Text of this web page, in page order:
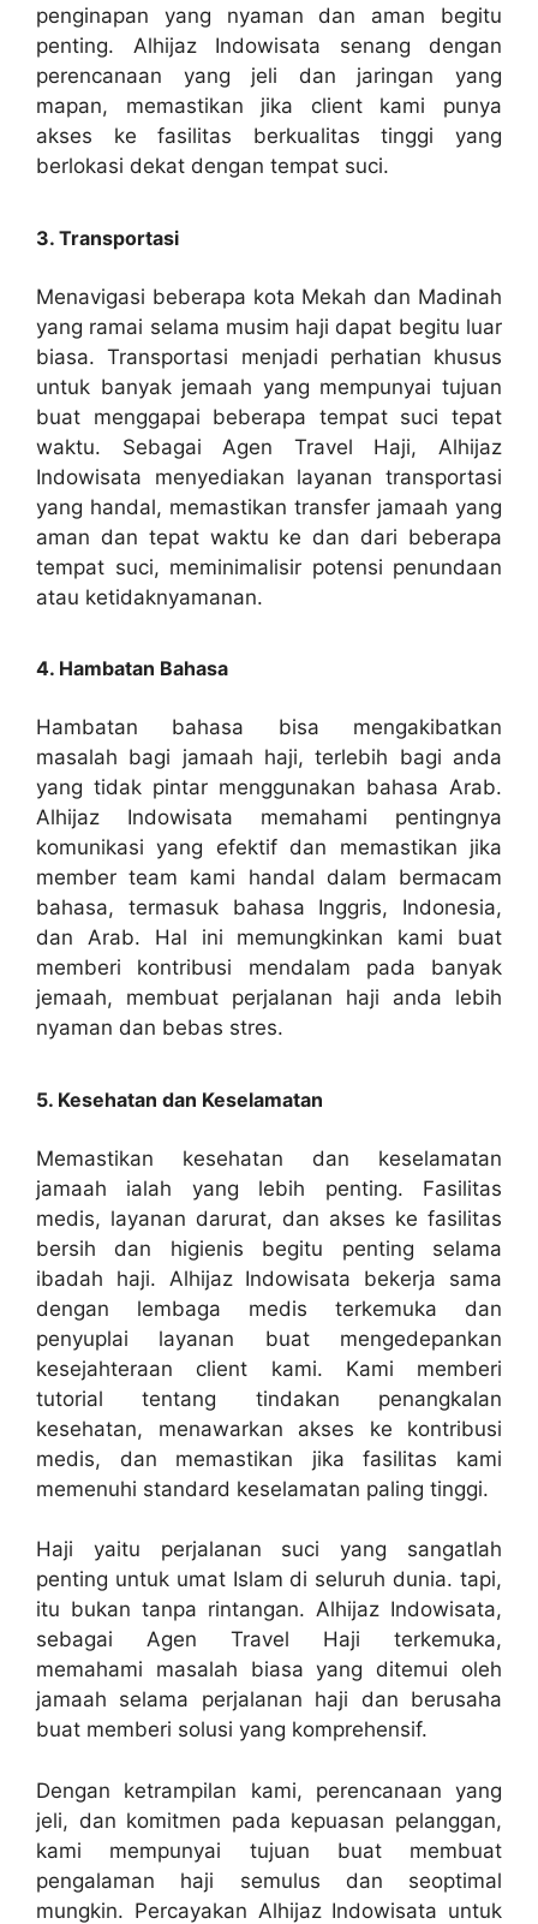
penginapan yang nyaman dan aman begitu
penting. Alhijaz Indowisata senang dengan
perencanaan yang jeli dan jaringan yang
mapan, memastikan jika client kami punya
akses ke fasilitas berkualitas tinggi yang
berlokasi dekat dengan tempat suci.
3. Transportasi
Menavigasi beberapa kota Mekah dan Madinah
yang ramai selama musim haji dapat begitu luar
biasa. Transportasi menjadi perhatian khusus
untuk banyak jemaah yang mempunyai tujuan
buat menggapai beberapa tempat suci tepat
waktu. Sebagai Agen Travel Haji, Alhijaz
Indowisata menyediakan layanan transportasi
yang handal, memastikan transfer jamaah yang
aman dan tepat waktu ke dan dari beberapa
tempat suci, meminimalisir potensi penundaan
atau ketidaknyamanan.
4. Hambatan Bahasa
Hambatan bahasa bisa mengakibatkan
masalah bagi jamaah haji, terlebih bagi anda
yang tidak pintar menggunakan bahasa Arab.
Alhijaz Indowisata memahami pentingnya
komunikasi yang efektif dan memastikan jika
member team kami handal dalam bermacam
bahasa, termasuk bahasa Inggris, Indonesia,
dan Arab. Hal ini memungkinkan kami buat
memberi kontribusi mendalam pada banyak
jemaah, membuat perjalanan haji anda lebih
nyaman dan bebas stres.
5. Kesehatan dan Keselamatan
Memastikan kesehatan dan keselamatan
jamaah ialah yang lebih penting. Fasilitas
medis, layanan darurat, dan akses ke fasilitas
bersih dan higienis begitu penting selama
ibadah haji. Alhijaz Indowisata bekerja sama
dengan lembaga medis terkemuka dan
penyuplai layanan buat mengedepankan
kesejahteraan client kami. Kami memberi
tutorial tentang tindakan penangkalan
kesehatan, menawarkan akses ke kontribusi
medis, dan memastikan jika fasilitas kami
memenuhi standard keselamatan paling tinggi.
Haji yaitu perjalanan suci yang sangatlah
penting untuk umat Islam di seluruh dunia. tapi,
itu bukan tanpa rintangan. Alhijaz Indowisata,
sebagai Agen Travel Haji terkemuka,
memahami masalah biasa yang ditemui oleh
jamaah selama perjalanan haji dan berusaha
buat memberi solusi yang komprehensif.
Dengan ketrampilan kami, perencanaan yang
jeli, dan komitmen pada kepuasan pelanggan,
kami mempunyai tujuan buat membuat
pengalaman haji semulus dan seoptimal
mungkin. Percayakan Alhijaz Indowisata untuk